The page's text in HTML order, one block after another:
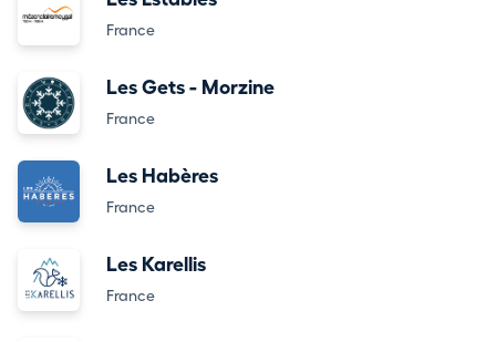
France
Les Gets - Morzine
France
Les Habères
France
Les Karellis
France